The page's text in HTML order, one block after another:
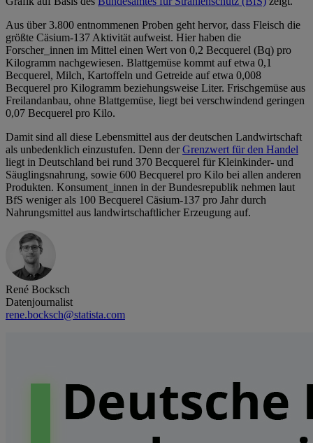
Aus über 3.800 entnommenen Proben geht hervor, dass Fleisch die
größte Cäsium-137 Aktivität aufweist. Hier haben die
Forscher_innen im Mittel einen Wert von 0,2 Becquerel (Bq) pro
Kilogramm nachgewiesen. Blattgemüse kommt auf etwa 0,1
Becquerel, Milch, Kartoffeln und Getreide auf etwa 0,008
Becquerel pro Kilogramm beziehungsweise Liter. Frischgemüse aus
Freilandanbau, ohne Blattgemüse, liegt bei verschwindend geringen
0,07 Becquerel pro Kilo.
Damit sind all diese Lebensmittel aus der deutschen Landwirtschaft
als unbedenklich einzustufen. Denn derGrenzwert für den Handel
liegt in Deutschland bei rund 370 Becquerel für Kleinkinder- und
Säuglingsnahrung, sowie 600 Becquerel pro Kilo bei allen anderen
Produkten. Konsument_innen in der Bundesrepublik nehmen laut
BfS weniger als 100 Becquerel Cäsium-137 pro Jahr durch
Nahrungsmittel aus landwirtschaftlicher Erzeugung auf.
René Bocksch
Datenjournalist
rene.bocksch@statista.com